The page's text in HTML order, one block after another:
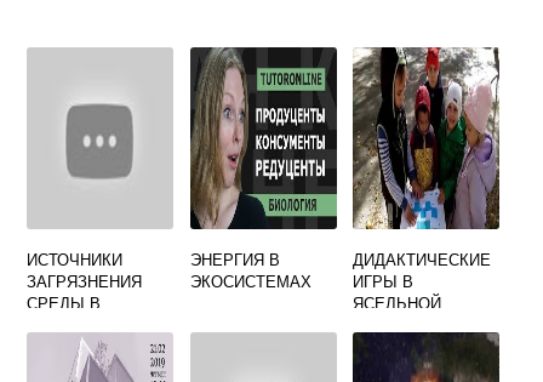
ИСТОЧНИКИ
ЗАГРЯЗНЕНИЯ
СРЕДЫ В
ТАБЛИЦА
ЭНЕРГИЯ В
ЭКОСИСТЕМАХ
ДИДАКТИЧЕСКИЕ
ИГРЫ В
ЯСЕЛЬНОЙ
ЭКОЛОГИИ